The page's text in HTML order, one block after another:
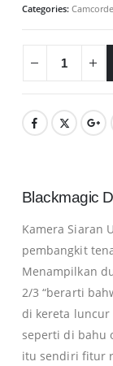
Categories:
Blackmagic
Kamera Siaran
pembangkit
Menampilkan
2/3 “berarti
di kereta luncur
seperti di bahu
itu sendiri fitur